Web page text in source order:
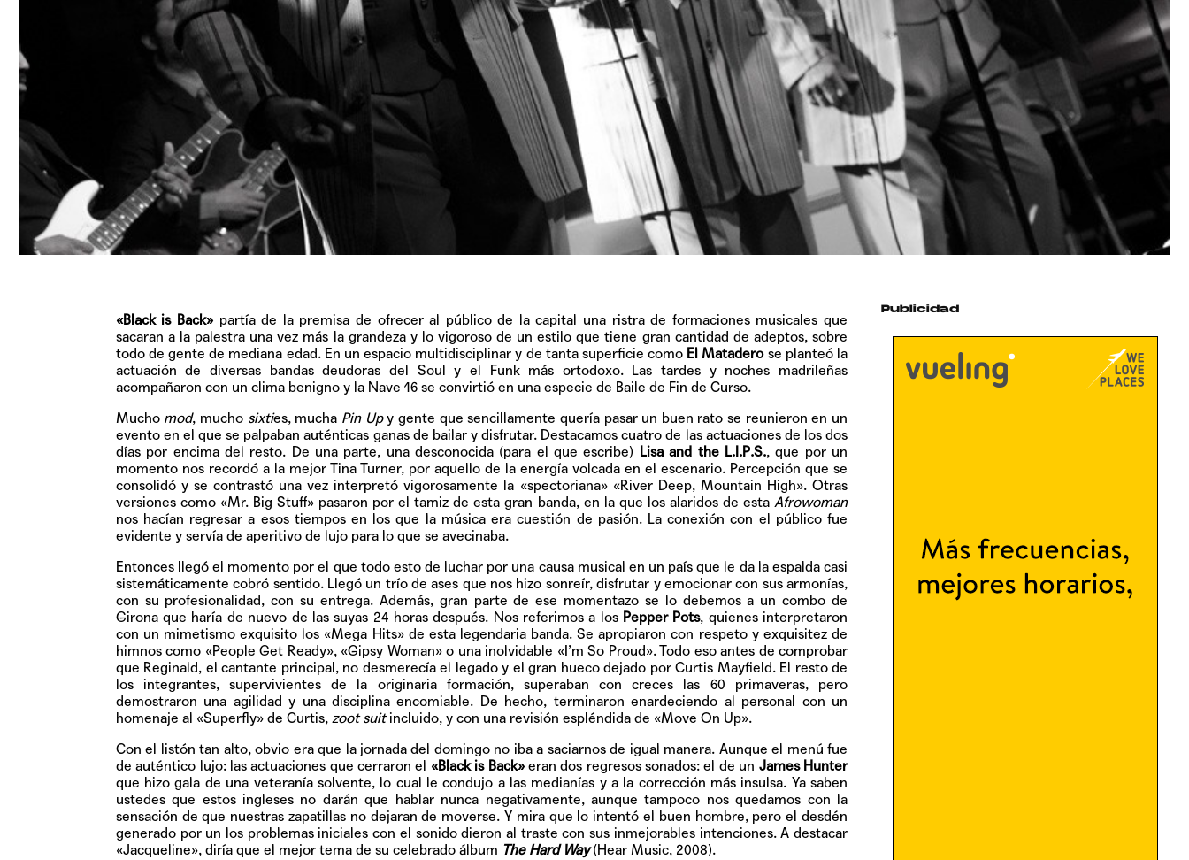
«Black is Back»partía de la premisa de ofrecer al público de la capital una ristra de formaciones musicales que
sacaran a la palestra una vez más la grandeza y lo vigoroso de un estilo que tiene gran cantidad de adeptos, sobre
todo de gente de mediana edad. En un espacio multidisciplinar y de tanta superficie como El Mataderose planteó la
actuación de diversas bandas deudoras del Soul y el Funk más ortodoxo. Las tardes y noches madrileñas
acompañaron con un clima benigno y la Nave 16 se convirtió en una especie de Baile de Fin de Curso.
Mucho mod, mucho sixties, mucha Pin Upy gente que sencillamente quería pasar un buen rato se reunieron en un
evento en el que se palpaban auténticas ganas de bailar y disfrutar. Destacamos cuatro de las actuaciones de los dos
días por encima del resto. De una parte, una desconocida (para el que escribe) Lisa and the L.I.P.S., que por un
momento nos recordó a la mejor Tina Turner, por aquello de la energía volcada en el escenario. Percepción que se
consolidó y se contrastó una vez interpretó vigorosamente la «spectoriana» «River Deep, Mountain High». Otras
versiones como «Mr. Big Stuff» pasaron por el tamiz de esta gran banda, en la que los alaridos de esta Afrowoman
nos hacían regresar a esos tiempos en los que la música era cuestión de pasión. La conexión con el público fue
evidente y servía de aperitivo de lujo para lo que se avecinaba.
Entonces llegó el momento por el que todo esto de luchar por una causa musical en un país que le da la espalda casi
sistemáticamente cobró sentido. Llegó un trío de ases que nos hizo sonreír, disfrutar y emocionar con sus armonías,
con su profesionalidad, con su entrega. Además, gran parte de ese momentazo se lo debemos a un combo de
Girona que haría de nuevo de las suyas 24 horas después. Nos referimos a losPepper Pots, quienes interpretaron
con un mimetismo exquisito los «Mega Hits» de esta legendaria banda. Se apropiaron con respeto y exquisitez de
himnos como «People Get Ready», «Gipsy Woman» o una inolvidable «I’m So Proud». Todo eso antes de comprobar
que Reginald, el cantante principal, no desmerecía el legado y el gran hueco dejado por Curtis Mayfield. El resto de
los integrantes, supervivientes de la originaria formación, superaban con creces las 60 primaveras, pero
demostraron una agilidad y una disciplina encomiable. De hecho, terminaron enardeciendo al personal con un
homenaje al «Superfly» de Curtis, zoot suitincluido, y con una revisión espléndida de «Move On Up».
Con el listón tan alto, obvio era que la jornada del domingo no iba a saciarnos de igual manera. Aunque el menú fue
de auténtico lujo: las actuaciones que cerraron el «Black is Back»eran dos regresos sonados: el de un James Hunter
que hizo gala de una veteranía solvente, lo cual le condujo a las medianías y a la corrección más insulsa. Ya saben
ustedes que estos ingleses no darán que hablar nunca negativamente, aunque tampoco nos quedamos con la
sensación de que nuestras zapatillas no dejaran de moverse. Y mira que lo intentó el buen hombre, pero el desdén
generado por un los problemas iniciales con el sonido dieron al traste con sus inmejorables intenciones. A destacar
«Jacqueline», diría que el mejor tema de su celebrado álbum The Hard Way(Hear Music, 2008).
Publicidad